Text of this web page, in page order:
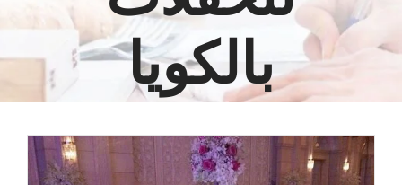
بالكويا